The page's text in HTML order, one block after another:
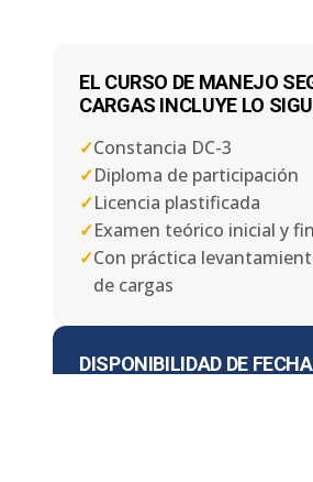
EL CURSO DE MANEJO
CARGAS INCLUYE LO
✓Constancia DC-3
✓Diploma de participación
✓Licencia plastificada
✓Examen teórico inicial y
✓Con práctica
de cargas
DISPONIBILIDAD DE